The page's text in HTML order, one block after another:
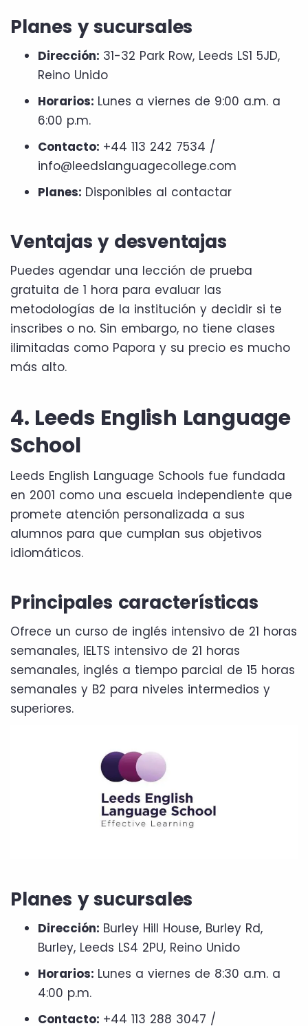
Planes y sucursales
Dirección: 31-32 Park Row, Leeds LS1 5JD,
Reino Unido
Horarios: Lunes a viernes de 9:00 a.m. a
6:00 p.m.
Contacto: +44 113 242 7534 /
info@leedslanguagecollege.com
Planes: Disponibles al contactar
Ventajas y desventajas
Puedes agendar una lección de prueba
gratuita de 1 hora para evaluar las
metodologías de la institución y decidir si te
inscribes o no. Sin embargo, no tiene clases
ilimitadas como Papora y su precio es mucho
más alto.
4. Leeds English Language
School
Leeds English Language Schools fue fundada
en 2001 como una escuela independiente que
promete atención personalizada a sus
alumnos para que cumplan sus objetivos
idiomáticos.
Principales características
Ofrece un curso de inglés intensivo de 21 horas
semanales, IELTS intensivo de 21 horas
semanales, inglés a tiempo parcial de 15 horas
semanales y B2 para niveles intermedios y
superiores.
Planes y sucursales
Dirección: Burley Hill House, Burley Rd,
Burley, Leeds LS4 2PU, Reino Unido
Horarios: Lunes a viernes de 8:30 a.m. a
4:00 p.m.
Contacto: +44 113 288 3047 /